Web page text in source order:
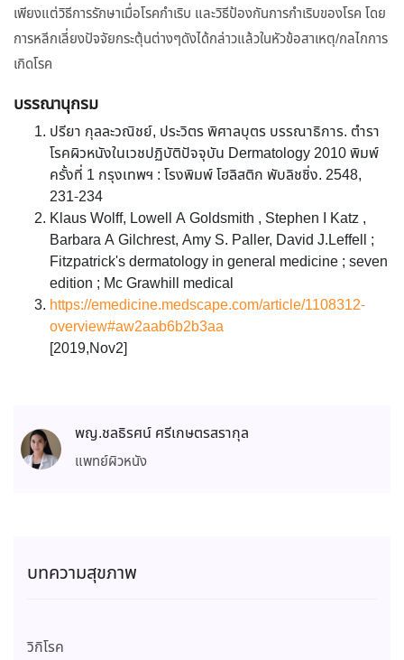
เพียงแต่วิธีการรักษาเมื่อโรคกำเริบ และวิธีป้องกันการกำเริบของโรค โดย
การหลีกเลี่ยงปัจจัยกระตุ้นต่างๆดังได้กล่าวแล้วในหัวข้อสาเหตุ/กลไกการ
เกิดโรค
บรรณานุกรม
ปรียา กุลละวณิชย์, ประวิตร พิศาลบุตร บรรณาธิการ. ตำรา
โรคผิวหนังในเวชปฏิบัติปัจจุบัน Dermatology 2010 พิมพ์
ครั้งที่ 1 กรุงเทพฯ : โรงพิมพ์ โฮลิสติก พับลิชชิ่ง. 2548,
231-234
Klaus Wolff, Lowell A Goldsmith , Stephen I Katz ,
Barbara A Gilchrest, Amy S. Paller, David J.Leffell ;
Fitzpatrick's dermatology in general medicine ; seven
edition ; Mc Grawhill medical
https://emedicine.medscape.com/article/1108312-
overview#aw2aab6b2b3aa
[2019,Nov2]
พญ.ชลธิรศน์ ศรีเกษตรสรากุล
แพทย์ผิวหนัง
บทความสุขภาพ
วิกิโรค